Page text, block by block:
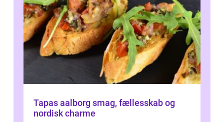
Tapas aalborg smag, fællesskab og
nordisk charme